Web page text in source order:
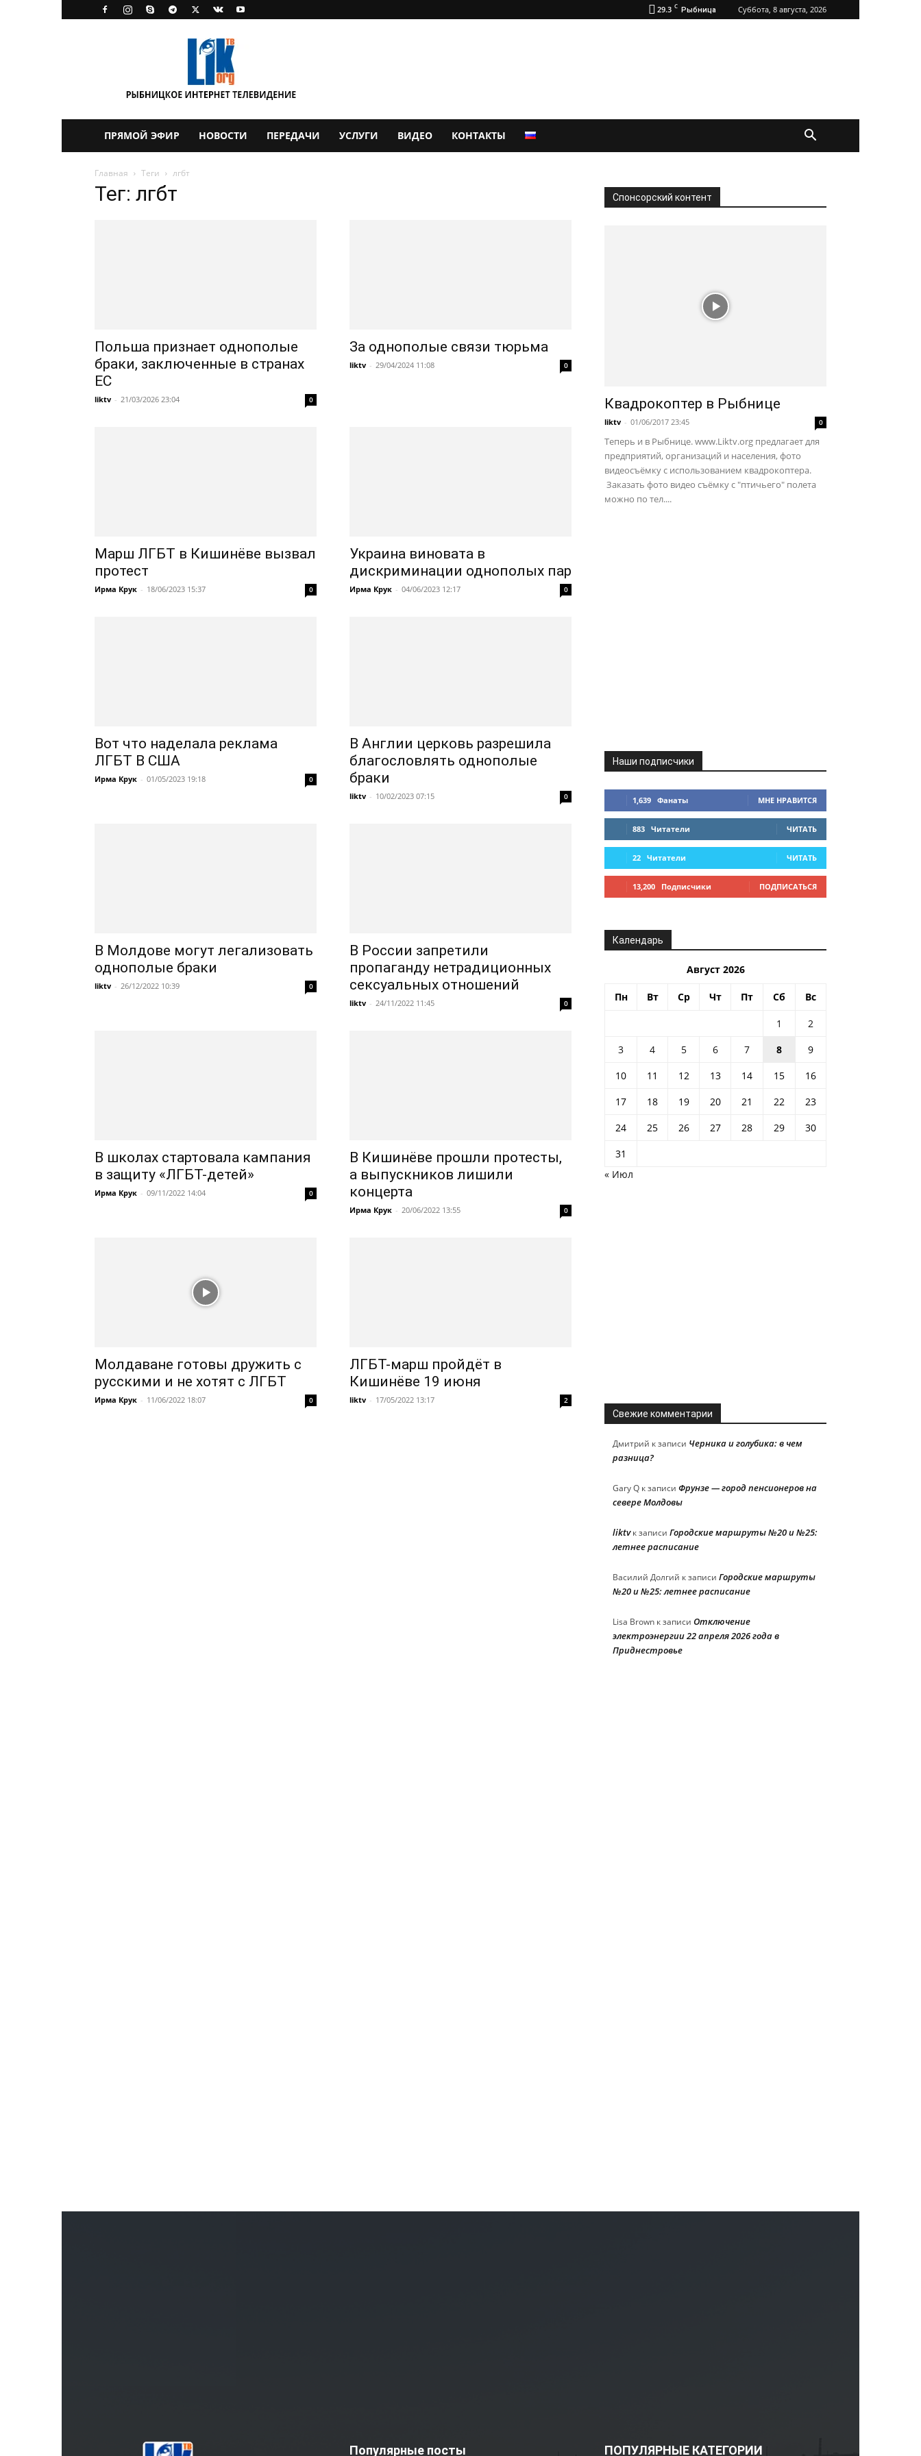
29.3 C Рыбница Суббота, 8 августа, 2026
ПРЯМОЙ ЭФИР НОВОСТИ ПЕРЕДАЧИ УСЛУГИ ВИДЕО КОНТАКТЫ
Главная Теги лгбт
Тег: лгбт
Польша признает однополые
браки, заключенные в странах
ЕС
liktv - 21/03/2026 23:04 0
За однополые связи тюрьма
liktv - 29/04/2024 11:08 0
Марш ЛГБТ в Кишинёве вызвал
протест
Ирма Крук - 18/06/2023 15:37 0
Украина виновата в
дискриминации однополых пар
Ирма Крук - 04/06/2023 12:17 0
Вот что наделала реклама
ЛГБТ В США
Ирма Крук - 01/05/2023 19:18 0
В Англии церковь разрешила
благословлять однополые
браки
liktv - 10/02/2023 07:15 0
В Молдове могут легализовать
однополые браки
liktv - 26/12/2022 10:39 0
В России запретили
пропаганду нетрадиционных
сексуальных отношений
liktv - 24/11/2022 11:45 0
В школах стартовала кампания
в защиту «ЛГБТ-детей»
Ирма Крук - 09/11/2022 14:04 0
В Кишинёве прошли протесты,
а выпускников лишили
концерта
Ирма Крук - 20/06/2022 13:55 0
Молдаване готовы дружить с
русскими и не хотят с ЛГБТ
Ирма Крук - 11/06/2022 18:07 0
ЛГБТ-марш пройдёт в
Кишинёве 19 июня
liktv - 17/05/2022 13:17 2
Спонсорский контент
Квадрокоптер в Рыбнице
liktv - 01/06/2017 23:45 0
Теперь и в Рыбнице. www.Liktv.org предлагает для
предприятий, организаций и населения, фото
видеосъёмку с использованием квадрокоптера.
Заказать фото видео съёмку с "птичьего" полета
можно по тел....
Наши подписчики
1,639 Фанаты МНЕ НРАВИТСЯ
883 Читатели ЧИТАТЬ
22 Читатели ЧИТАТЬ
13,200 Подписчики ПОДПИСАТЬСЯ
Календарь
Август 2026
Пн Вт Ср Чт Пт Сб Вс
1
2
3
4 5 6 7 8
9
10
11 12 13 14 15
16
17
18 19 20 21 22
23
24
25 26 27 28 29
30
31
« Июл
Свежие комментарии
Дмитрий к записи Черника и голубика: в чем
разница?
Gary Q к записи Фрунзе — город пенсионеров на
севере Молдовы
liktvк записи Городские маршруты №20 и №25:
летнее расписание
Василий Долгий к записи Городские маршруты
№20 и №25: летнее расписание
Lisa Brown к записи Отключение
электроэнергии 22 апреля 2026 года в
Приднестровье
Популярные посты ПОПУЛЯРНЫЕ КАТЕГОРИИ